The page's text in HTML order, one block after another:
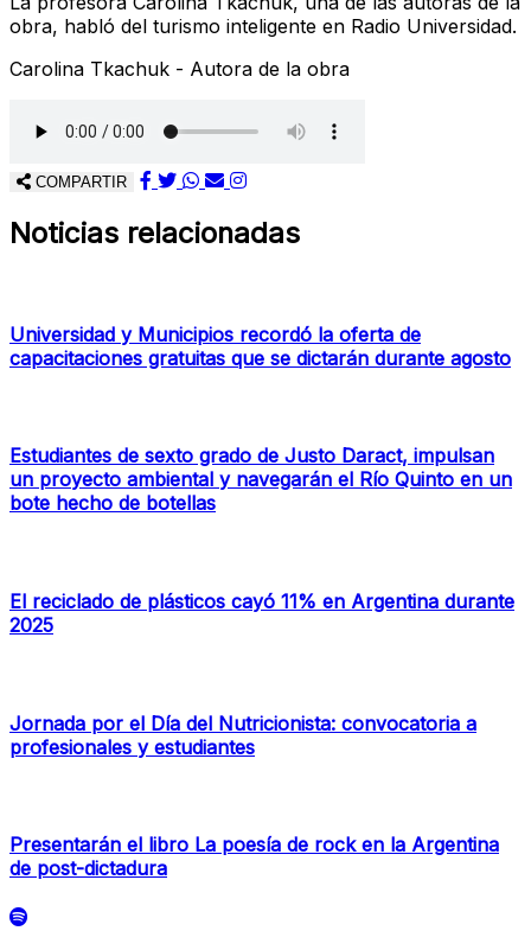
obra, habló del turismo inteligente en Radio Universidad.
Carolina Tkachuk - Autora de la obra
COMPARTIR
Noticias relacionadas
Universidad y Municipios recordó la oferta de
capacitaciones gratuitas que se dictarán durante agosto
Estudiantes de sexto grado de Justo Daract, impulsan
un proyecto ambiental y navegarán el Río Quinto en un
bote hecho de botellas
El reciclado de plásticos cayó 11% en Argentina durante
2025
Jornada por el Día del Nutricionista: convocatoria a
profesionales y estudiantes
Presentarán el libro La poesía de rock en la Argentina
de post-dictadura